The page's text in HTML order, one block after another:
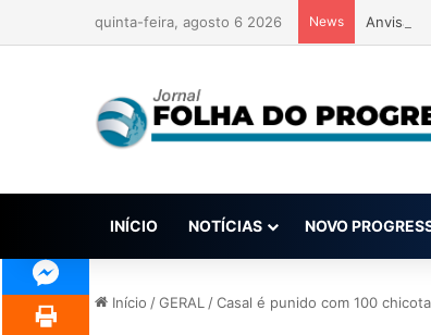
quinta-feira, agosto 6 2026 News Anvisa
INÍCIO NOTÍCIAS NOVO
Início /GERAL /Casal é punido com 100